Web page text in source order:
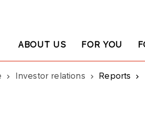
ABOUT US FOR YOU
Investor relations Reports